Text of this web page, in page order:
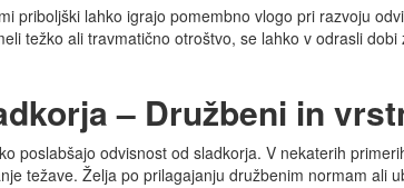
priboljški lahko igrajo pomembno vlogo pri razvoju
težko ali travmatično otroštvo, se lahko v odrasli
– Družbeni in
poslabšajo odvisnost od sladkorja. V nekaterih
težave. Želja po prilagajanju družbenim normam ali